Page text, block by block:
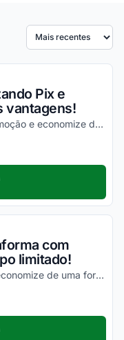
Ordenar por
Pix e
vantagens!
Confira todos os detalhes dessa promoção e economize de uma forma simples!
com
limitado!
Desfrute dos melhores descontos e economize de uma forma simples nas suas compras!